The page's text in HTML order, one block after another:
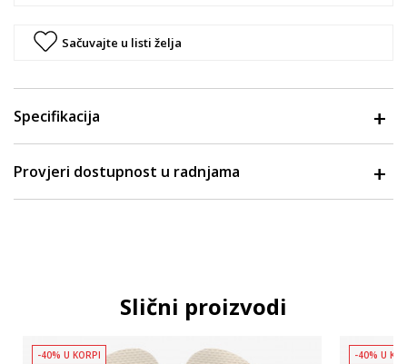
Sačuvajte u listi želja
Specifikacija
Provjeri dostupnost u radnjama
Slični proizvodi
-40% U KORPI -40% U